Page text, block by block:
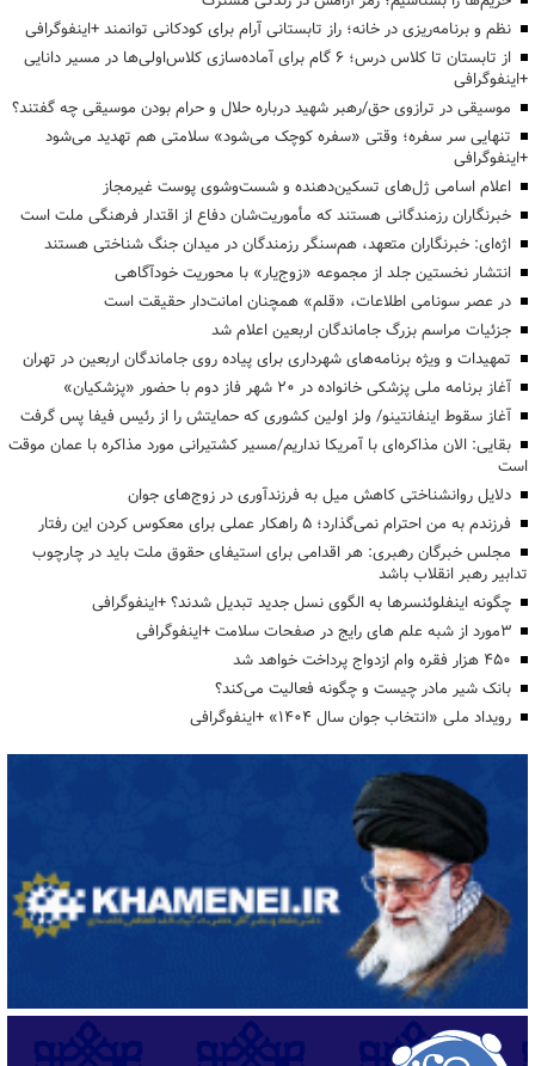
نظم و برنامه‌ریزی در خانه؛ راز تابستانی آرام برای کودکانی توانمند +اینفوگرافی
از تابستان تا کلاس درس؛ ۶ گام برای آماده‌سازی کلاس‌اولی‌ها در مسیر دانایی
+اینفوگرافی
موسیقی در ترازوی حق/رهبر شهید درباره حلال و حرام بودن موسیقی چه گفتند؟
تنهایی سر سفره؛ وقتی «سفره کوچک می‌شود» سلامتی هم تهدید می‌شود
+اینفوگرافی
اعلام اسامی ژل‌های تسکین‌دهنده و شست‌وشوی پوست غیرمجاز
خبرنگاران رزمندگانی هستند که مأموریت‌شان دفاع از اقتدار فرهنگی ملت است
اژه‌ای: خبرنگاران متعهد، هم‌سنگر رزمندگان در میدان جنگ شناختی هستند
انتشار نخستین جلد از مجموعه «زوج‌یار» با محوریت خودآگاهی
در عصر سونامی اطلاعات، «قلم» همچنان امانت‌دار حقیقت است
جزئیات مراسم بزرگ جاماندگان اربعین اعلام شد
تمهیدات و ویژه برنامه‌های شهرداری برای پیاده روی جاماندگان اربعین در تهران
آغاز برنامه ملی پزشکی خانواده در ۲۰ شهر فاز دوم با حضور «پزشکیان»
آغاز سقوط اینفانتینو/ ولز اولین کشوری که حمایتش را از رئیس فیفا پس گرفت
بقایی: الان مذاکره‌ای با آمریکا نداریم/مسیر کشتیرانی مورد مذاکره با عمان موقت
است
دلایل روانشناختی کاهش میل به فرزندآوری در زوج‌های جوان
فرزندم به من احترام نمی‌گذارد؛ ۵ راهکار عملی برای معکوس کردن این رفتار
مجلس خبرگان رهبری: هر اقدامی برای استیفای حقوق ملت باید در چارچوب
تدابیر رهبر انقلاب باشد
چگونه اینفلوئنسرها به الگوی نسل جدید تبدیل شدند؟ +اینفوگرافی
3مورد از شبه علم های رایج در صفحات سلامت +اینفوگرافی
۴۵۰ هزار فقره وام ازدواج پرداخت خواهد شد
بانک شیر مادر چیست و چگونه فعالیت می‌کند؟
رویداد ملی «انتخاب جوان سال ۱۴۰۴» +اینفوگرافی